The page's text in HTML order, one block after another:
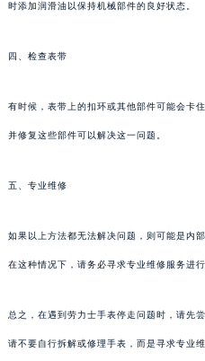
时添加润滑油以保持机械部件的良好状态。
四、检查表带
有时候，表带上的扣环或其他部件可能会卡
并修复这些部件可以解决这一问题。
五、专业维修
如果以上方法都无法解决问题，则可能是内
在这种情况下，请务必寻求专业维修服务进行
总之，在遇到劳力士手表停走问题时，请先
请不要自行拆解或修理手表，而是寻求专业